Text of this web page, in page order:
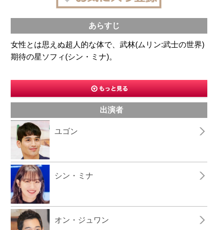
あらすじ
女性とは思えぬ超人的な体で、武林(ムリン:武士の世界)
期待の星ソフィ(シン・ミナ)。
出演者
ユゴン
シン・ミナ
オン・ジュワン